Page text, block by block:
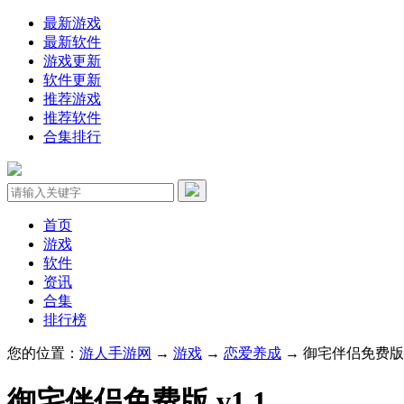
最新游戏
最新软件
游戏更新
软件更新
推荐游戏
推荐软件
合集排行
首页
游戏
软件
资讯
合集
排行榜
您的位置： 游人手游网 → 游戏 → 恋爱养成 → 御宅伴侣免费